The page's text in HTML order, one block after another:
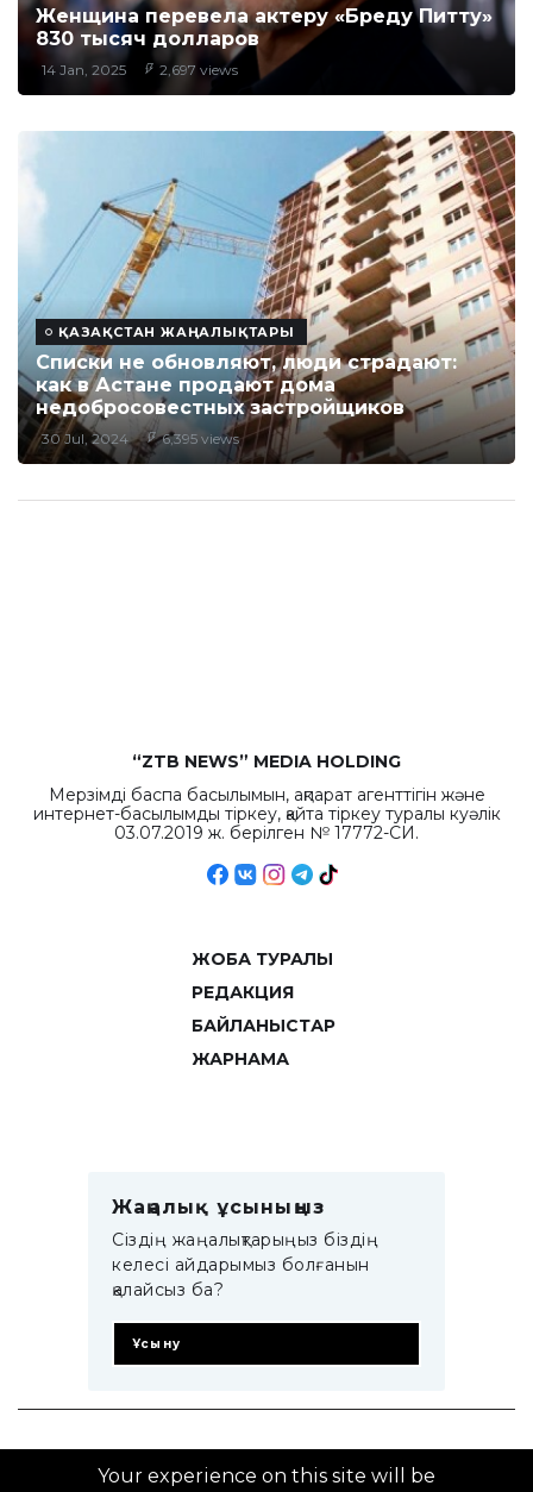
Женщина перевела актеру «Бреду Питту»
830 тысяч долларов
14 Jan, 2025 2,697 views
ҚАЗАҚСТАН ЖАҢАЛЫҚТАРЫ
Списки не обновляют, люди страдают:
как в Астане продают дома
недобросовестных застройщиков
30 Jul, 2024 6,395 views
“ZTB NEWS” MEDIA HOLDING
Мерзімді баспа басылымын, ақпарат агенттігін және
интернет-басылымды тіркеу, қайта тіркеу туралы куәлік
03.07.2019 ж. берілген № 17772-СИ.
ЖОБА ТУРАЛЫ
РЕДАКЦИЯ
БАЙЛАНЫСТАР
ЖАРНАМА
Жаңалық ұсыныңыз
Сіздің жаңалықтарыңыз біздің
келесі айдарымыз болғанын
қалайсыз ба?
Ұсыну
© 2014–2025 ZTB.KZ
Your experience on this site will be